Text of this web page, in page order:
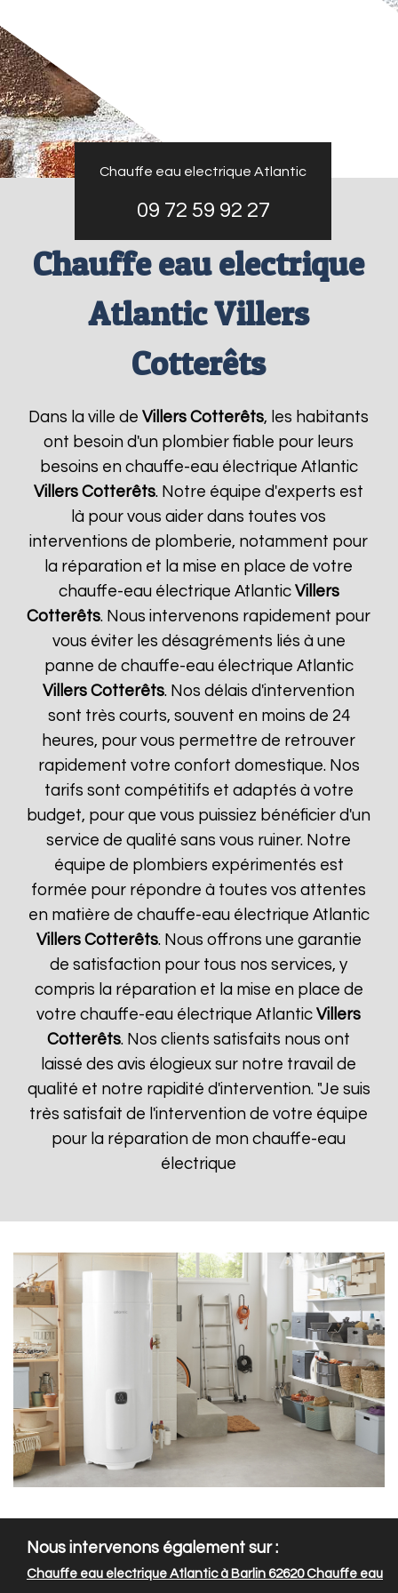
Chauffe eau electrique Atlantic
09 72 59 92 27
Chauffe eau electrique
Atlantic Villers
Cotterêts
Dans la ville deVillers Cotterêts, les habitants
ont besoin d'un plombier fiable pour leurs
besoins en chauffe-eau électrique Atlantic
Villers Cotterêts. Notre équipe d'experts est
là pour vous aider dans toutes vos
interventions de plomberie, notamment pour
la réparation et la mise en place de votre
chauffe-eau électrique Atlantic Villers
Cotterêts. Nous intervenons rapidement pour
vous éviter les désagréments liés à une
panne de chauffe-eau électrique Atlantic
Villers Cotterêts. Nos délais d'intervention
sont très courts, souvent en moins de 24
heures, pour vous permettre de retrouver
rapidement votre confort domestique. Nos
tarifs sont compétitifs et adaptés à votre
budget, pour que vous puissiez bénéficier d'un
service de qualité sans vous ruiner. Notre
équipe de plombiers expérimentés est
formée pour répondre à toutes vos attentes
en matière de chauffe-eau électrique Atlantic
Villers Cotterêts. Nous offrons une garantie
de satisfaction pour tous nos services, y
compris la réparation et la mise en place de
votre chauffe-eau électrique AtlanticVillers
Cotterêts. Nos clients satisfaits nous ont
laissé des avis élogieux sur notre travail de
qualité et notre rapidité d'intervention. "Je suis
très satisfait de l'intervention de votre équipe
pour la réparation de mon chauffe-eau
électrique
Nous intervenons également sur :
Chauffe eau electrique Atlantic à Barlin 62620Chauffe eau